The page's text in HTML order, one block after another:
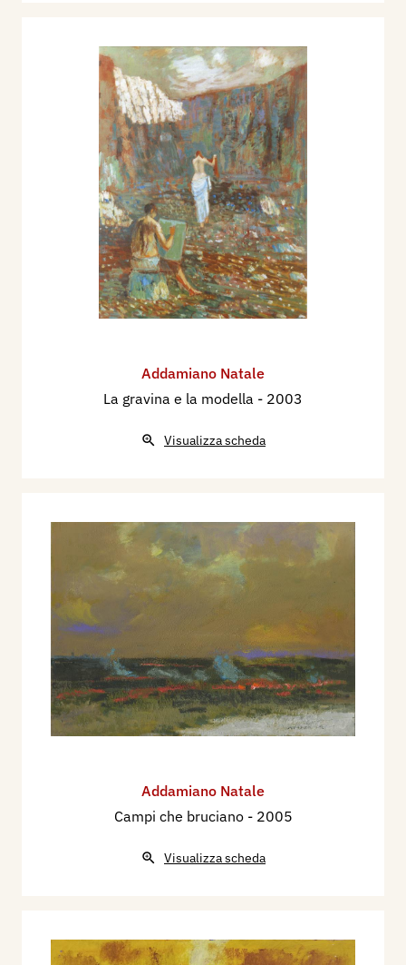
Addamiano Natale
La gravina e la modella - 2003
Visualizza scheda
Addamiano Natale
Campi che bruciano - 2005
Visualizza scheda